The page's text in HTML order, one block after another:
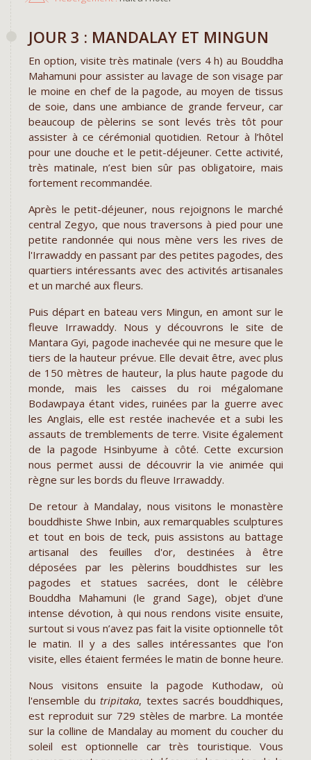
JOUR 3 : MANDALAY ET MINGUN
En option, visite très matinale (vers 4 h) au Bouddha
Mahamuni pour assister au lavage de son visage par
le moine en chef de la pagode, au moyen de tissus
de soie, dans une ambiance de grande ferveur, car
beaucoup de pèlerins se sont levés très tôt pour
assister à ce cérémonial quotidien. Retour à l’hôtel
pour une douche et le petit-déjeuner. Cette activité,
très matinale, n’est bien sûr pas obligatoire, mais
fortement recommandée.
Après le petit-déjeuner, nous rejoignons le marché
central Zegyo, que nous traversons à pied pour une
petite randonnée qui nous mène vers les rives de
l'Irrawaddy en passant par des petites pagodes, des
quartiers intéressants avec des activités artisanales
et un marché aux fleurs.
Puis départ en bateau vers Mingun, en amont sur le
fleuve Irrawaddy. Nous y découvrons le site de
Mantara Gyi, pagode inachevée qui ne mesure que le
tiers de la hauteur prévue. Elle devait être, avec plus
de 150 mètres de hauteur, la plus haute pagode du
monde, mais les caisses du roi mégalomane
Bodawpaya étant vides, ruinées par la guerre avec
les Anglais, elle est restée inachevée et a subi les
assauts de tremblements de terre. Visite également
de la pagode Hsinbyume à côté. Cette excursion
nous permet aussi de découvrir la vie animée qui
règne sur les bords du fleuve Irrawaddy.
De retour à Mandalay, nous visitons le monastère
bouddhiste Shwe Inbin, aux remarquables sculptures
et tout en bois de teck, puis assistons au battage
artisanal des feuilles d'or, destinées à être
déposées par les pèlerins bouddhistes sur les
pagodes et statues sacrées, dont le célèbre
Bouddha Mahamuni (le grand Sage), objet d'une
intense dévotion, à qui nous rendons visite ensuite,
surtout si vous n’avez pas fait la visite optionnelle tôt
le matin. Il y a des salles intéressantes que l’on
visite, elles étaient fermées le matin de bonne heure.
Nous visitons ensuite la pagode Kuthodaw, où
l'ensemble dutripitaka, textes sacrés bouddhiques,
est reproduit sur 729 stèles de marbre. La montée
sur la colline de Mandalay au moment du coucher du
soleil est optionnelle car très touristique. Vous